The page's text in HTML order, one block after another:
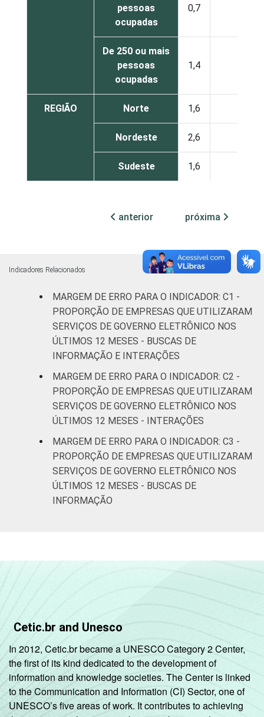
pessoas
ocupadas
0,7
De 250 ou mais
pessoas
ocupadas
1,4
REGIÃO Norte 1,6
Nordeste 2,6
Sudeste 1,6
Centro-Oeste 3,1
DE
CNAE 2.0
Indústria de
transformação
1,7 3,1
Construção 1,8
Comércio;
reparação de
veículos
motocicletas
Transporte,
armazenagem
e correio
2,4
Alojamento e
alimentação
3,2
e serviços
Informação e
Comunicação
1,4 3,7
Artes, cultura,
anterior próxima
Indicadores Relacionados
MARGEM DE ERRO PARA O INDICADOR: C1 -
PROPORÇÃO DE EMPRESAS QUE UTILIZARAM
SERVIÇOS DE GOVERNO ELETRÔNICO NOS
ÚLTIMOS 12 MESES - BUSCAS DE
INFORMAÇÃO E INTERAÇÕES
MARGEM DE ERRO PARA O INDICADOR: C2 -
PROPORÇÃO DE EMPRESAS QUE UTILIZARAM
SERVIÇOS DE GOVERNO ELETRÔNICO NOS
ÚLTIMOS 12 MESES - INTERAÇÕES
MARGEM DE ERRO PARA O INDICADOR: C3 -
PROPORÇÃO DE EMPRESAS QUE UTILIZARAM
SERVIÇOS DE GOVERNO ELETRÔNICO NOS
ÚLTIMOS 12 MESES - BUSCAS DE
INFORMAÇÃO
Cetic.br and Unesco
In 2012, Cetic.br became a UNESCO Category 2 Center,
the first of its kind dedicated to the development of
information and knowledge societies. The Center is linked
to the Communication and Information (CI) Sector, one of
UNESCO’s five areas of work. It contributes to achieving